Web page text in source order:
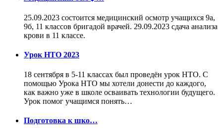
25.09.2023 состоится медицинский осмотр учащихся 9а,
9б, 11 классов бригадой врачей. 29.09.2023 сдача анализа
крови в 11 классе.
Урок НТО 2023
18 сентября в 5-11 классах был проведён урок НТО. С
помощью Урока НТО мы хотели донести до каждого,
как важно уже в школе осваивать технологии будущего.
Урок помог учащимся понять…
Подготовка к шко…